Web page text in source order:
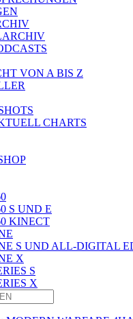
VON A BIS Z
CHARTS
S UND E
KINECT
S UND ALL-DIGITAL
X
S
X